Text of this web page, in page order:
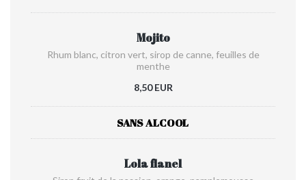
Mojito
Rhum blanc, citron vert, sirop de canne, feuilles de
menthe
8,50 EUR
SANS ALCOOL
Lola flanel